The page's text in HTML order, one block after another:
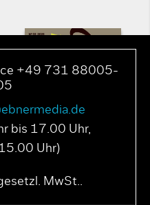
+49 731 88005-
bis 17.00 Uhr,
Uhr)
MwSt..